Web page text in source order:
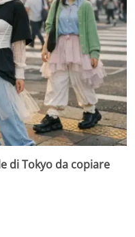
di Tokyo da copiare